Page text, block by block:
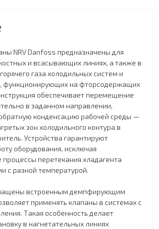
NRV Danfoss предназначены для
и всасывающих линиях, а также в
газа холодильных систем и
функционирующих на фторсодержащих
обеспечивает перемещение
в заданном направлении,
конденсацию рабочей среды —
зон холодильного контура в
Устройства гарантируют
оборудования, исключая
перетекания хладагента
с разной температурой.
встроенным демпфирующим
применять клапаны в системах с
Такая особенность делает
в нагнетательных линиях